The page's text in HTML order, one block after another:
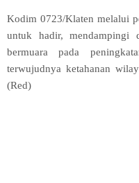
Kodim 0723/Klaten melalui
untuk hadir, mendampingi
bermuara pada
terwujudnya ketahanan
(Red)